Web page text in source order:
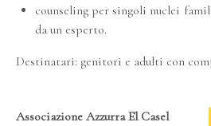
counseling per singoli nuclei
da un esperto.
Destinatari: genitori e adulti con
Associazione Azzurra El Casel